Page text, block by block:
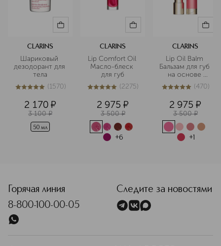
CLARINS
Шариковый
дезодорант для
тела
5из 51570 (1570)
2 170 ¤
3 100 ¤
50 мл
CLARINS
Lip Comfort Oil
Масло-блеск
для губ
5из 52275 (2275)
2 975 ¤
3 500 ¤
+6
CLARINS
Lip Oil Balm
Бальзам для губ
на основе
масел
4.9из5470 (470)
2 975 ¤
3 500 ¤
+1
Горячая линия
8-800-100-00-05
Следите за новостями